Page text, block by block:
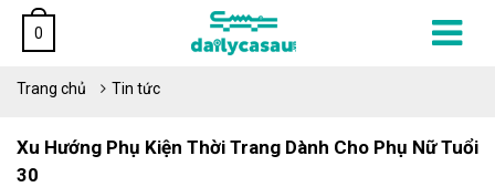
0
Trang chủ Tin tức
Xu Hướng Phụ Kiện Thời Trang Dành Cho Phụ Nữ Tuổi
30